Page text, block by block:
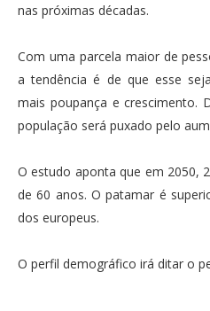
nas próximas décadas.
Com uma parcela maior de
a tendência é de que esse
mais poupança e crescimento.
população será puxado pelo
O estudo aponta que em 2050,
de 60 anos. O patamar é
dos europeus.
O perfil demográfico irá ditar o